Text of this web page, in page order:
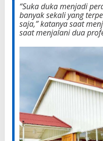
“Suka duka menjadi
banyak sekali yang
saja,”katanya saat
saat menjalani dua